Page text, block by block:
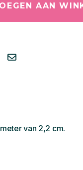
AAN
van 2,2 cm.